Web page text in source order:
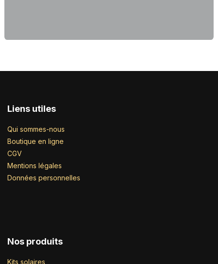
Liens utiles
Qui sommes-nous
Boutique en ligne
CGV
Mentions légales
Données personnelles
Nos produits
Kits solaires